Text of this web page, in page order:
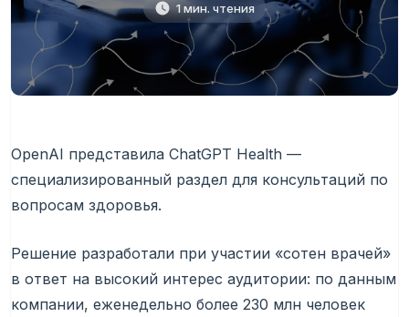
1 мин. чтения
OpenAI представила ChatGPT Health —
специализированный раздел для консультаций по
вопросам здоровья.
Решение разработали при участии «сотен врачей»
в ответ на высокий интерес аудитории: по данным
компании, еженедельно более 230 млн человек